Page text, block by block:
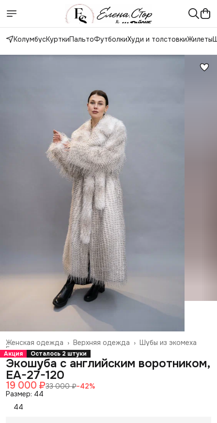
КолумбусКурткиПальтоФутболкиХуди и толстовкиЖилеты
Шубы из экомеха
Верхняя одежда ›
Женская одежда ›
Главная ›
Акция Осталось 2 штуки
Экошуба с английским воротником,
EA-27-120
19 000 ₽33 000 ₽−42%
Размер: 44
44